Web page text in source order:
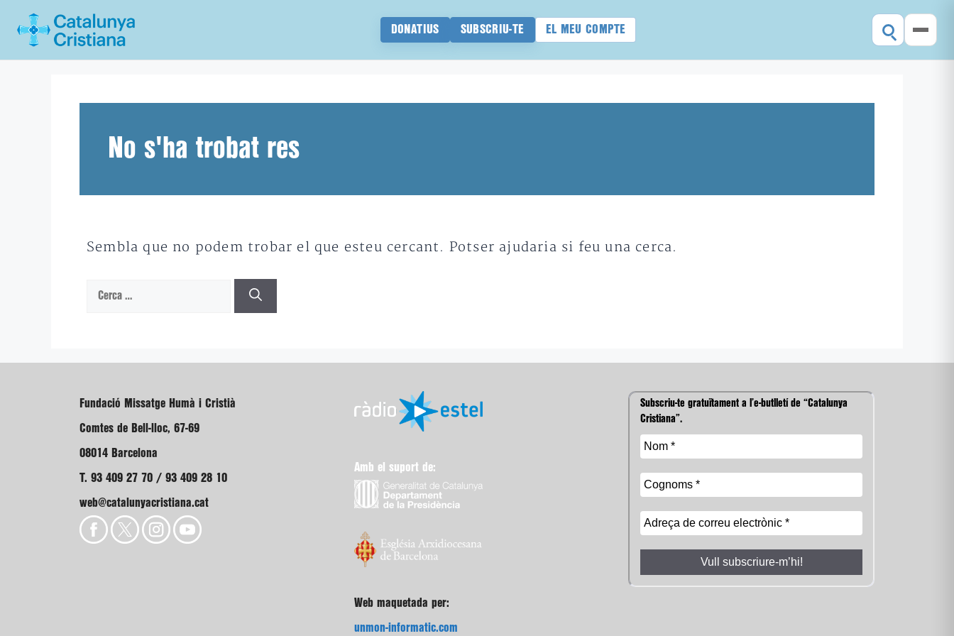
DONATIUS SUBSCRIU-TE EL MEU COMPTE
No s'ha trobat res
Sembla que no podem trobar el que esteu cercant. Potser ajudaria si feu una cerca.
Cerca:
Fundació Missatge Humà i Cristià
Comtes de Bell-lloc, 67-69
08014 Barcelona
T. 93 409 27 70 / 93 409 28 10
web@catalunyacristiana.cat
Amb el suport de:
Web maquetada per:
unmon-informatic.com
Subscriu-te gratuïtament a l’e-butlletí de “Catalunya
Cristiana”.